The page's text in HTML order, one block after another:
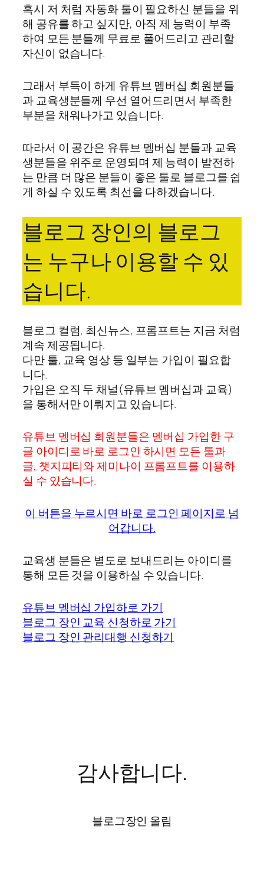
혹시 저 처럼 자동화 툴이 필요하신 분들을 위
해 공유를 하고 싶지만, 아직 제 능력이 부족
하여 모든 분들께 무료로 풀어드리고 관리할
자신이 없습니다.
그래서 부득이 하게 유튜브 멤버십 회원분들
과 교육생분들께 우선 열어드리면서 부족한
부분을 채워나가고 있습니다.
따라서 이 공간은 유튜브 멤버십 분들과 교육
생분들을 위주로 운영되며 제 능력이 발전하
는 만큼 더 많은 분들이 좋은 툴로 블로그를 쉽
게 하실 수 있도록 최선을 다하겠습니다.
블로그 장인의 블로그
는 누구나 이용할 수 있
습니다.
블로그 컬럼, 최신뉴스, 프롬프트는 지금 처럼
계속 제공됩니다.
다만 툴, 교육 영상 등 일부는 가입이 필요합
니다.
가입은 오직 두 채널(유튜브 멤버십과 교육)
을 통해서만 이뤄지고 있습니다.
유튜브 멤버십 회원분들은 멤버십 가입한 구
글 아이디로 바로 로그인 하시면 모든 툴과
글, 챗지피티와 제미나이 프롬프트를 이용하
실 수 있습니다.
이 버튼을 누르시면 바로 로그인 페이지로 넘
어갑니다.
교육생 분들은 별도로 보내드리는 아이디를
통해 모든 것을 이용하실 수 있습니다.
유튜브 멤버십 가입하로 가기
블로그 장인 교육 신청하로 가기
블로그 장인 관리대행 신청하기
감사합니다.
블로그장인 올림